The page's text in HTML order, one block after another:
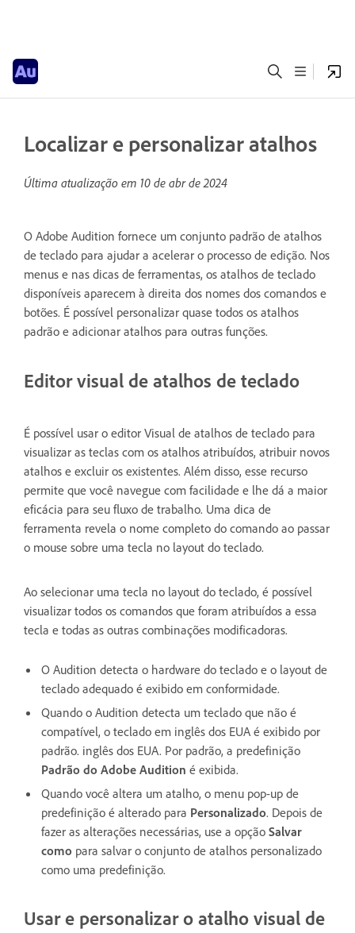
Localizar e personalizar atalhos
Última atualização em 10 de abr de 2024
O Adobe Audition fornece um conjunto padrão de atalhos
de teclado para ajudar a acelerar o processo de edição. Nos
menus e nas dicas de ferramentas, os atalhos de teclado
disponíveis aparecem à direita dos nomes dos comandos e
botões. É possível personalizar quase todos os atalhos
padrão e adicionar atalhos para outras funções.
Editor visual de atalhos de teclado
É possível usar o editor Visual de atalhos de teclado para
visualizar as teclas com os atalhos atribuídos, atribuir novos
atalhos e excluir os existentes. Além disso, esse recurso
permite que você navegue com facilidade e lhe dá a maior
eficácia para seu fluxo de trabalho. Uma dica de
ferramenta revela o nome completo do comando ao passar
o mouse sobre uma tecla no layout do teclado.
Ao selecionar uma tecla no layout do teclado, é possível
visualizar todos os comandos que foram atribuídos a essa
tecla e todas as outras combinações modificadoras.
O Audition detecta o hardware do teclado e o layout de
teclado adequado é exibido em conformidade.
Quando o Audition detecta um teclado que não é
compatível, o teclado em inglês dos EUA é exibido por
padrão. inglês dos EUA. Por padrão, a predefinição
Padrão do Adobe Audition é exibida.
Quando você altera um atalho, o menu pop-up de
predefinição é alterado para Personalizado. Depois de
fazer as alterações necessárias, use a opção Salvar
como para salvar o conjunto de atalhos personalizado
como uma predefinição.
Usar e personalizar o atalho visual de